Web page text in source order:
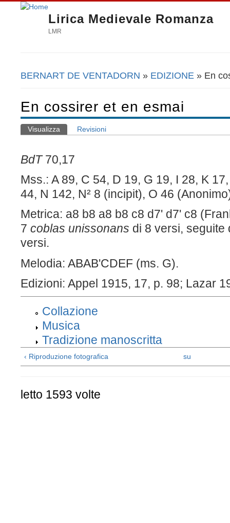
Lirica Medievale Romanza
LMR
Tu sei qui
BERNART DE VENTADORN » EDIZIONE » En
En cossirer et en esmai
Schede primarie
Visualizza (scheda attiva)
Revisioni
BdT70,17
Mss.: A 89, C 54, D 19, G 19, I 28, K
44, N 142, N² 8 (incipit), O 46
Metrica: a8 b8 a8 b8 c8 d7' d7' c8
7 coblas unissonans di 8 versi,
versi.
Melodia: ABAB'CDEF (ms. G).
Edizioni: Appel 1915, 17, p. 98; Lazar
Collazione
Musica
Tradizione manoscritta
‹ Riproduzione fotografica su
letto 1593 volte